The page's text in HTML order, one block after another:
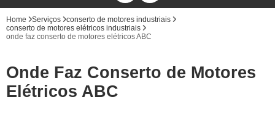
Home Serviços
conserto de motores industriais
conserto de motores elétricos industriais
onde faz conserto de motores elétricos ABC
Onde Faz Conserto de Motores
Elétricos ABC